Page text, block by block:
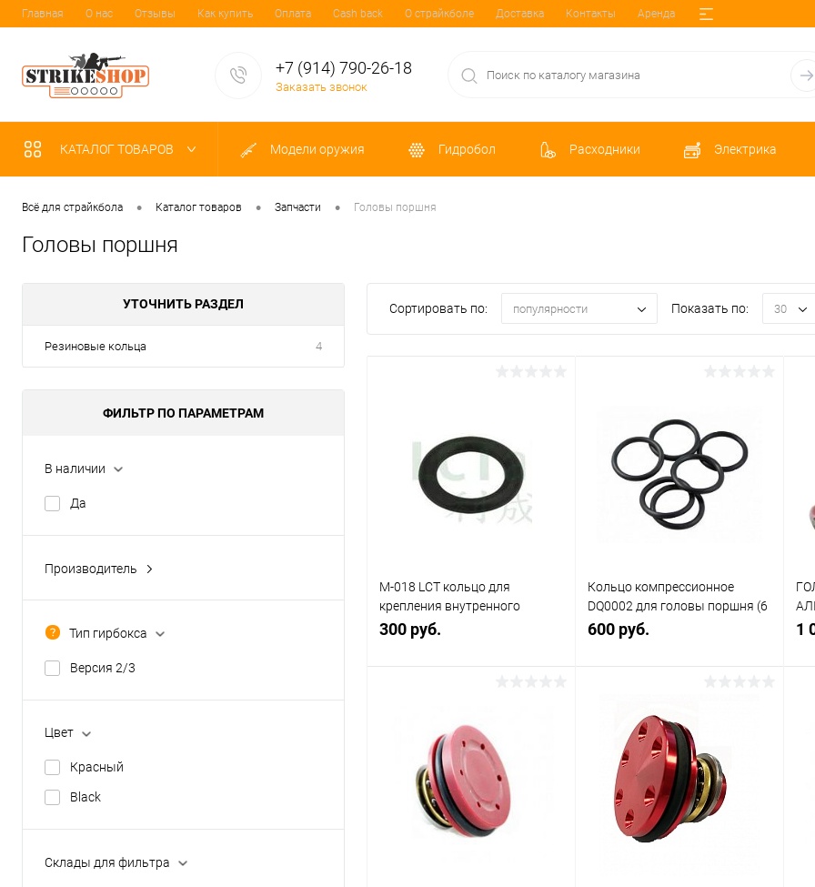
Главная О нас Отзывы Как купить Оплата Cash back О страйкболе Доставка Контакты Аренда
+7 (914) 790-26-18
Заказать звонок
КАТАЛОГ ТОВАРОВ Модели оружия Гидробол Расходники Электрика
Всё для страйкбола • Каталог товаров • Запчасти • Головы поршня
Головы поршня
УТОЧНИТЬ РАЗДЕЛ
Резиновые кольца 4
ФИЛЬТР ПО ПАРАМЕТРАМ
В наличии
Да
Производитель
Тип гирбокса
Версия 2/3
Цвет
Красный
Black
Склады для фильтра
Сортировать по: популярности Показать по: 30
M-018 LCT кольцо для
крепления внутренного
стволика в камере Хоп-Ап
300 руб.
Купить в 1
В избранное В наличии
Кольцо компрессионное
DQ0002 для головы поршня (6
шт.) (SHS)
600 руб.
Купить в 1
В избранное В наличии
1